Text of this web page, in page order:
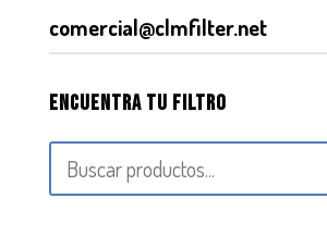
comercial@clmfilter.net
Encuentra tu filtro